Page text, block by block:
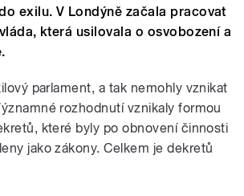
exilu. V Londýně začala pracovat
která usilovala o osvobození a
parlament, a tak nemohly vznikat
rozhodnutí vznikaly formou
které byly po obnovení činnosti
jako zákony. Celkem je dekretů